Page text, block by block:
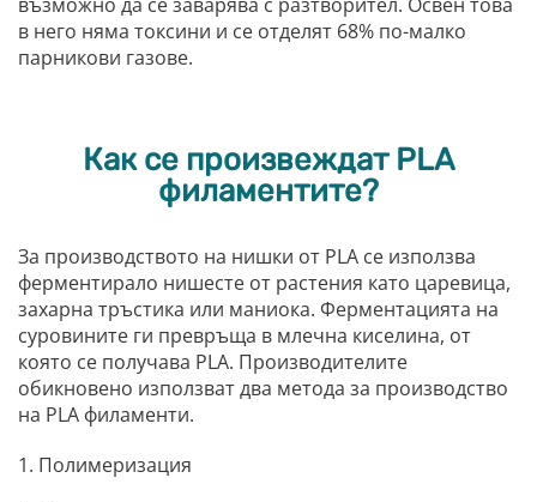
в него няма токсини и се отделят 68% по-малко
парникови газове.
Как се произвеждат PLA
филаментите?
За производството на нишки от PLA се използва
ферментирало нишесте от растения като царевица,
захарна тръстика или маниока. Ферментацията на
суровините ги превръща в млечна киселина, от
която се получава PLA. Производителите
обикновено използват два метода за производство
на PLA филаменти.
1. Полимеризация